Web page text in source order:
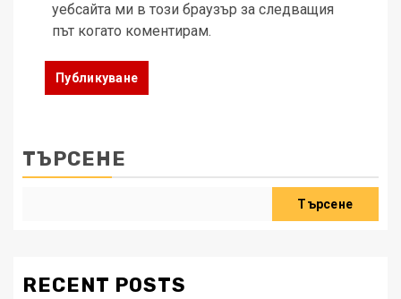
уебсайта ми в този браузър за следващия
път когато коментирам.
ТЪРСЕНЕ
Търсене
RECENT POSTS